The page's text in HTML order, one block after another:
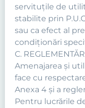
servituţile de
stabilite prin
sau ca efect al
condiţionări
C.
Amenajarea şi
face cu
Anexa 4 şi a
Pentru lucrările